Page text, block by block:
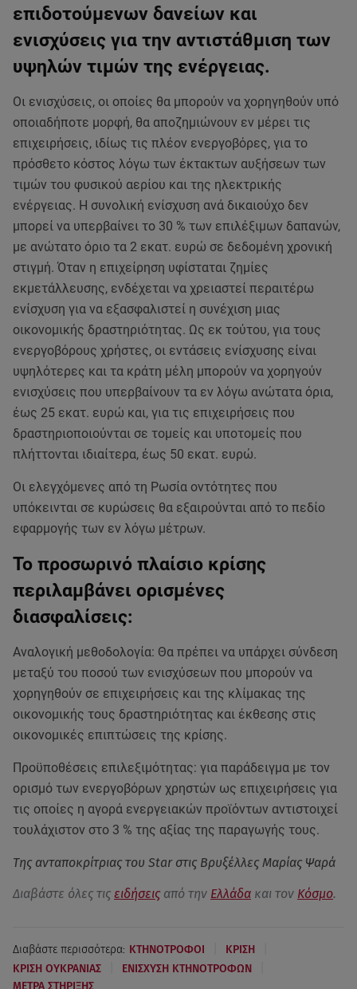
επιδοτούμενων δανείων και
ενισχύσεις για την αντιστάθμιση των
υψηλών τιμών της ενέργειας.
Οι ενισχύσεις, οι οποίες θα μπορούν να χορηγηθούν υπό
οποιαδήποτε μορφή, θα αποζημιώνουν εν μέρει τις
επιχειρήσεις, ιδίως τις πλέον ενεργοβόρες, για το
πρόσθετο κόστος λόγω των έκτακτων αυξήσεων των
τιμών του φυσικού αερίου και της ηλεκτρικής
ενέργειας. Η συνολική ενίσχυση ανά δικαιούχο δεν
μπορεί να υπερβαίνει το 30 % των επιλέξιμων δαπανών,
με ανώτατο όριο τα 2 εκατ. ευρώ σε δεδομένη χρονική
στιγμή. Όταν η επιχείρηση υφίσταται ζημίες
εκμετάλλευσης, ενδέχεται να χρειαστεί περαιτέρω
ενίσχυση για να εξασφαλιστεί η συνέχιση μιας
οικονομικής δραστηριότητας. Ως εκ τούτου, για τους
ενεργοβόρους χρήστες, οι εντάσεις ενίσχυσης είναι
υψηλότερες και τα κράτη μέλη μπορούν να χορηγούν
ενισχύσεις που υπερβαίνουν τα εν λόγω ανώτατα όρια,
έως 25 εκατ. ευρώ και, για τις επιχειρήσεις που
δραστηριοποιούνται σε τομείς και υποτομείς που
πλήττονται ιδιαίτερα, έως 50 εκατ. ευρώ.
Οι ελεγχόμενες από τη Ρωσία οντότητες που
υπόκεινται σε κυρώσεις θα εξαιρούνται από το πεδίο
εφαρμογής των εν λόγω μέτρων.
Το προσωρινό πλαίσιο κρίσης
περιλαμβάνει ορισμένες
διασφαλίσεις:
Αναλογική μεθοδολογία: Θα πρέπει να υπάρχει σύνδεση
μεταξύ του ποσού των ενισχύσεων που μπορούν να
χορηγηθούν σε επιχειρήσεις και της κλίμακας της
οικονομικής τους δραστηριότητας και έκθεσης στις
οικονομικές επιπτώσεις της κρίσης.
Προϋποθέσεις επιλεξιμότητας: για παράδειγμα με τον
ορισμό των ενεργοβόρων χρηστών ως επιχειρήσεις για
τις οποίες η αγορά ενεργειακών προϊόντων αντιστοιχεί
τουλάχιστον στο 3 % της αξίας της παραγωγής τους.
Της ανταποκρίτριας του Star στις Βρυξέλλες Μαρίας Ψαρά
Διαβάστε όλες τις ειδήσεις από την Ελλάδα και τον Κόσμο.
Διαβάστε περισσότερα: ΚΤΗΝΟΤΡΟΦΟΙ ΚΡΙΣΗ
ΚΡΙΣΗ ΟΥΚΡΑΝΙΑΣ ΕΝΙΣΧΥΣΗ ΚΤΗΝΟΤΡΟΦΩΝ
ΜΕΤΡΑ ΣΤΗΡΙΞΗΣ